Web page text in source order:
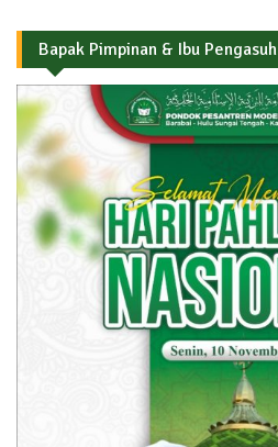
Bapak Pimpinan & Ibu Pengasuh